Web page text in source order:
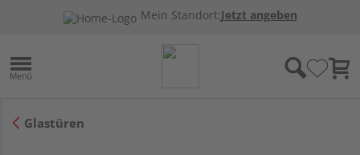
Mein Standort:Jetzt angeben
Glastüren